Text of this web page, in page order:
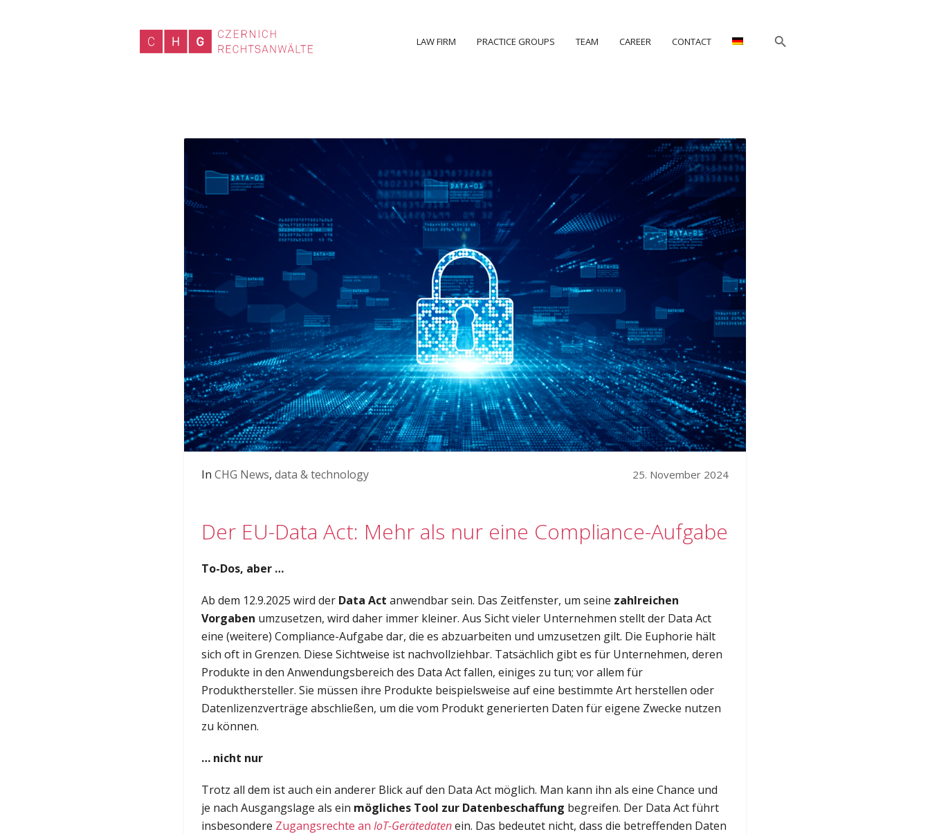
LAW FIRM PRACTICE GROUPS TEAM CAREER CONTACT
In CHG News, data & technology 25. November 2024
Der EU-Data Act: Mehr als nur eine Compliance-Aufgabe
To-Dos, aber …
Ab dem 12.9.2025 wird der Data Act anwendbar sein. Das Zeitfenster, um seine zahlreichen
Vorgaben umzusetzen, wird daher immer kleiner. Aus Sicht vieler Unternehmen stellt der Data Act
eine (weitere) Compliance-Aufgabe dar, die es abzuarbeiten und umzusetzen gilt. Die Euphorie hält
sich oft in Grenzen. Diese Sichtweise ist nachvollziehbar. Tatsächlich gibt es für Unternehmen, deren
Produkte in den Anwendungsbereich des Data Act fallen, einiges zu tun; vor allem für
Produkthersteller. Sie müssen ihre Produkte beispielsweise auf eine bestimmte Art herstellen oder
Datenlizenzverträge abschließen, um die vom Produkt generierten Daten für eigene Zwecke nutzen
zu können.
… nicht nur
Trotz all dem ist auch ein anderer Blick auf den Data Act möglich. Man kann ihn als eine Chance und
je nach Ausgangslage als ein mögliches Tool zur Datenbeschaffung begreifen. Der Data Act führt
insbesondere Zugangsrechte an IoT-Gerätedatenein. Das bedeutet nicht, dass die betreffenden Daten